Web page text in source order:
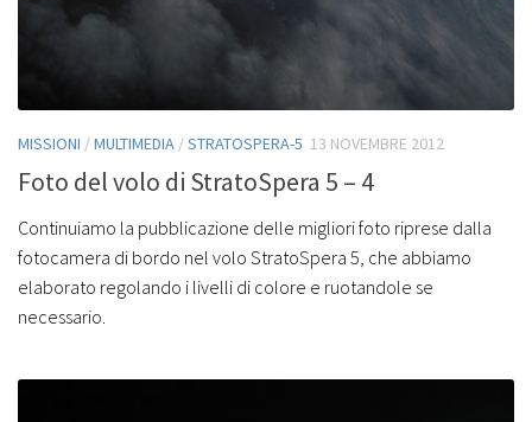
MISSIONI /MULTIMEDIA /STRATOSPERA-5 13 NOVEMBRE 2012
Foto del volo di StratoSpera 5 – 4
Continuiamo la pubblicazione delle migliori foto riprese dalla
fotocamera di bordo nel volo StratoSpera 5, che abbiamo
elaborato regolando i livelli di colore e ruotandole se
necessario.